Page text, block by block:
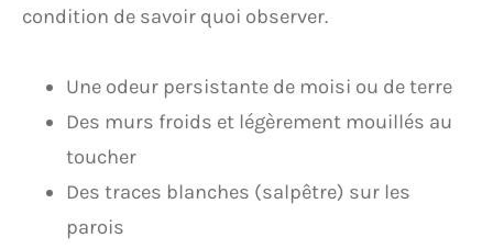
condition de savoir quoi observer.
Une odeur persistante de moisi ou de terre
Des murs froids et légèrement mouillés au
toucher
Des traces blanches (salpêtre) sur les
parois